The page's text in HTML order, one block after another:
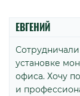
ЕВГЕНИЙ
установке
офиса. Хочу
и